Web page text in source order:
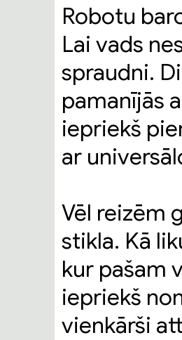
Robotu
Lai vads
spraudni.
pamanījās
iepriekš
ar
Vēl reizēm
stikla. Kā
kur pašam
iepriekš
vienkārši